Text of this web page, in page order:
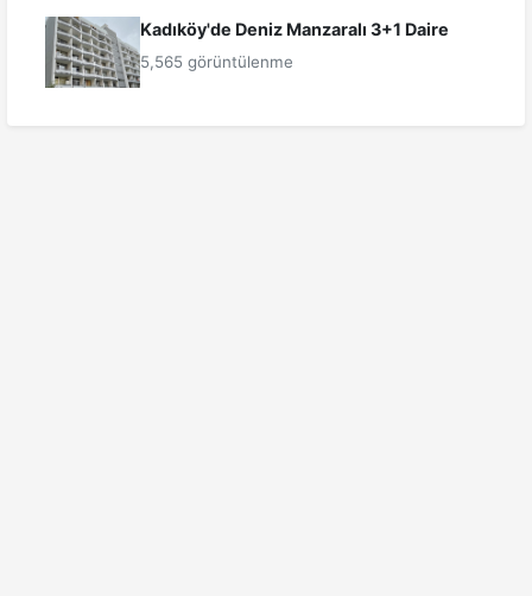
Kadıköy'de Deniz Manzaralı 3+1 Daire
5,565 görüntülenme